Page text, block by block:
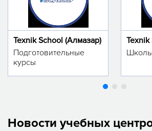
Texnik School (Алмазар)
Подготовительные
курсы
Texnik
Новости учебных